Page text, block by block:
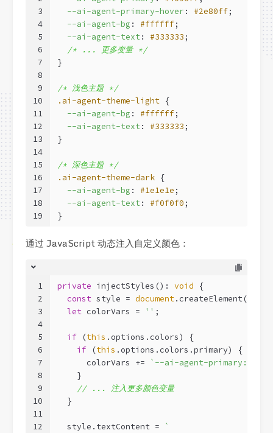
3
4
5
6
7
8
9
10
11
12
13
14
15
16
17
18
19
--ai-agent-primary-hover : #2e80ff;
--ai-agent-bg : #ffffff;
--ai-agent-text: #333333 ;
/* ... 更多变量 */
}
/* 浅色主题 */
.ai-agent-theme-light {
--ai-agent-bg : #ffffff;
--ai-agent-text: #333333 ;
}
/* 深色主题 */
.ai-agent-theme-dark {
--ai-agent-bg : #1e1e1e ;
--ai-agent-text: #f0f0f0 ;
}
通过 JavaScript 动态注入自定义颜色：
1
2
3
4
5
6
7
8
9
10
11
12
private injectStyles(): void {
const style = document.createElement(
let colorVars = '' ;
if (this .options.colors) {
if (this .options.colors.primary) {
      colorVars +=
`--ai-agent-primary:
    }
// ... 注入更多颜色变量
  }
  style.textContent =
`